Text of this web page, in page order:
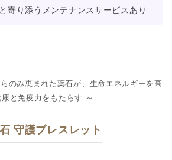
寄り添うメンテナンスサービスあり
のみ恵まれた薬石が、生命エネルギーを高
と免疫力をもたらす ～
守護ブレスレット